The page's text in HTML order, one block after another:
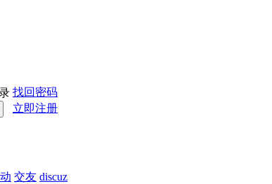
找回密码
立即注册
交友 discuz